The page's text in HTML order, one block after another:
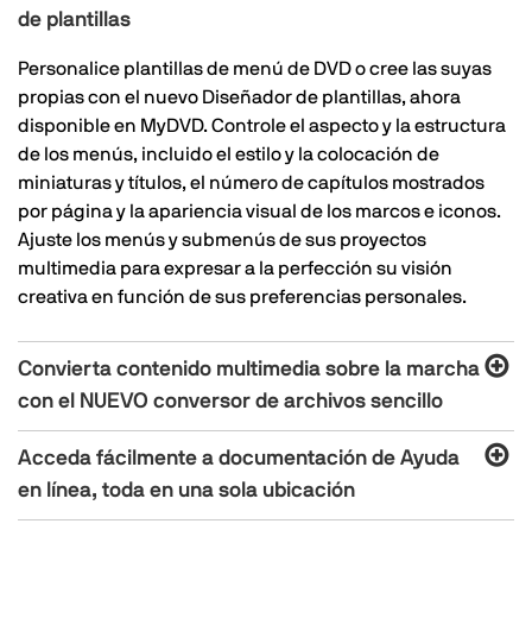
de plantillas
Personalice plantillas de menú de DVD o cree las suyas
propias con el nuevo Diseñador de plantillas, ahora
disponible en MyDVD. Controle el aspecto y la estructura
de los menús, incluido el estilo y la colocación de
miniaturas y títulos, el número de capítulos mostrados
por página y la apariencia visual de los marcos e iconos.
Ajuste los menús y submenús de sus proyectos
multimedia para expresar a la perfección su visión
creativa en función de sus preferencias personales.
Convierta contenido multimedia sobre la marcha
con el NUEVO conversor de archivos sencillo
Acceda fácilmente a documentación de Ayuda
en línea, toda en una sola ubicación